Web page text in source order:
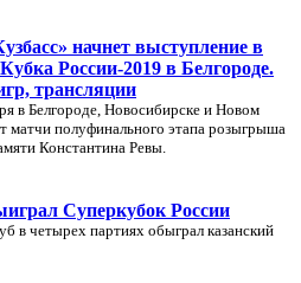
начнет выступление в
России-2019 в Белгороде.
трансляции
в Белгороде, Новосибирске и Новом
матчи полуфинального этапа розыгрыша
Константина Ревы.
Суперкубок России
в четырех партиях обыграл казанский